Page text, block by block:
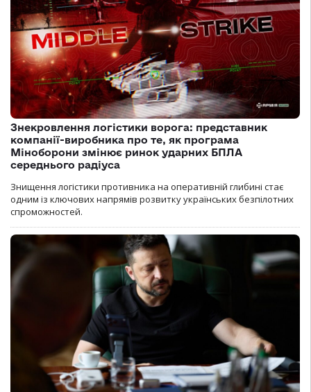
Знекровлення логістики ворога: представник
компанії-виробника про те, як програма
Міноборони змінює ринок ударних БПЛА
середнього радіуса
Знищення логістики противника на оперативній глибині стає
одним із ключових напрямів розвитку українських безпілотних
спроможностей.